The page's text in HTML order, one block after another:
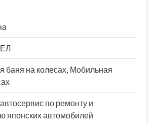
баня на колесах, Мобильная
по ремонту и
японских автомобилей